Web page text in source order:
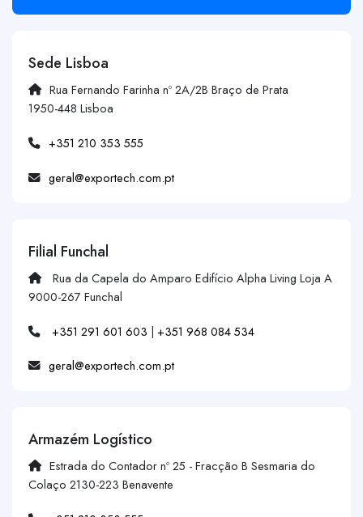
Sede Lisboa
Rua Fernando Farinha nº 2A/2B Braço de Prata
1950-448 Lisboa
+351 210 353 555
geral@exportech.com.pt
Filial Funchal
Rua da Capela do Amparo Edifício Alpha Living Loja A
9000-267 Funchal
+351 291 601 603 | +351 968 084 534
geral@exportech.com.pt
Armazém Logístico
Estrada do Contador nº 25 - Fracção B Sesmaria do
Colaço 2130-223 Benavente